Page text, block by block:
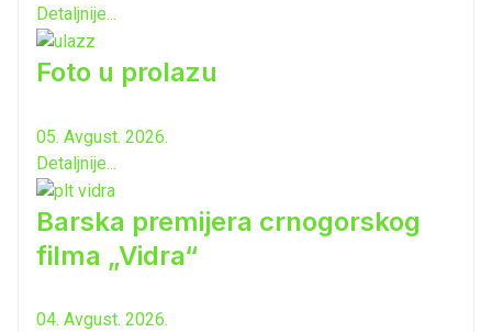
Detaljnije...
Foto u prolazu
05. Avgust. 2026.
Detaljnije...
Barska premijera crnogorskog
filma „Vidra“
04. Avgust. 2026.